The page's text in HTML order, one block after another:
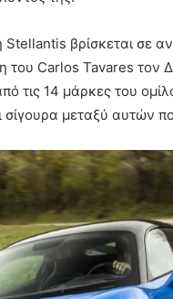
Stellantis βρίσκεται σε
Carlos Tavares τον
τις 14 μάρκες του
μεταξύ αυτών